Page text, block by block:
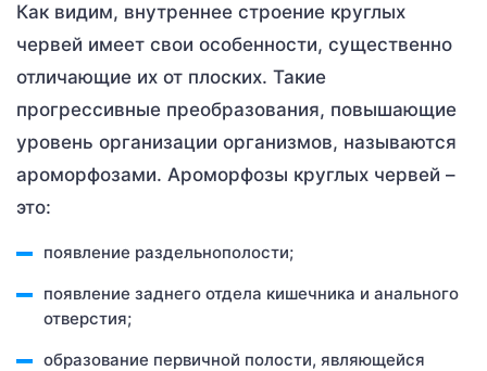
Как видим, внутреннее строение круглых
червей имеет свои особенности, существенно
отличающие их от плоских. Такие
прогрессивные преобразования, повышающие
уровень организации организмов, называются
ароморфозами. Ароморфозы круглых червей –
это:
появление раздельнополости;
появление заднего отдела кишечника и анального
отверстия;
образование первичной полости, являющейся